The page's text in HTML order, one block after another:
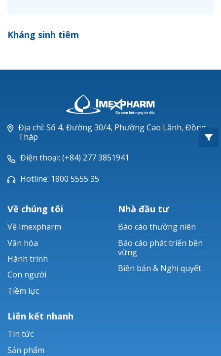
Ceftizoxim®
Piperacillin
Ticarlinat®
Zobacta®
Bacsulfo®
Kháng sinh tiêm
Địa chỉ: Số 4, Đường 30/4, Phường Cao Lãnh, Đồng
Tháp
Điện thoại: (+84) 277 3851941
Hotline: 1800 5555 35
Về chúng tôi
Về Imexpharm
Văn hóa
Hành trình
Con người
Tiềm lực
Nhà đầu tư
Báo cáo thường niên
Báo cáo phát triển bền
vững
Biên bản & Nghị quyết
Liên kết nhanh
Tin tức
Sản phẩm